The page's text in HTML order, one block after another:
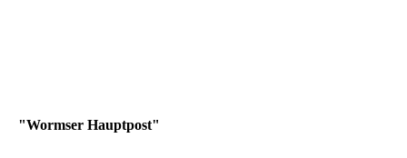
"Wormser Hauptpost"